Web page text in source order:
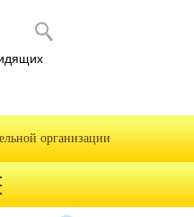
на
Задание для
организации